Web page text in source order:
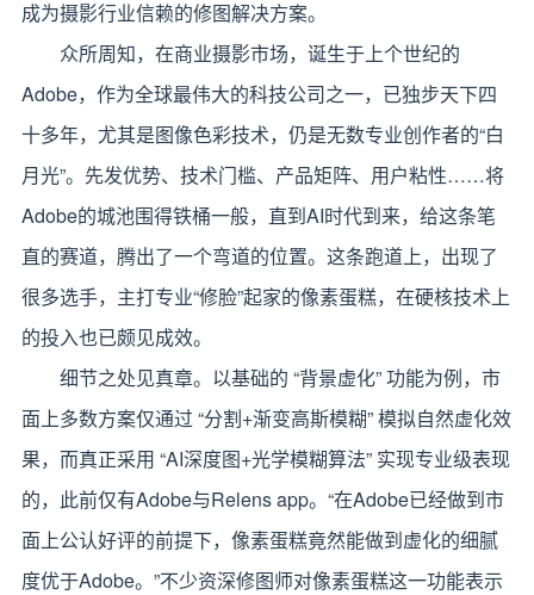
成为摄影行业信赖的修图解决方案。
众所周知，在商业摄影市场，诞生于上个世纪的
Adobe，作为全球最伟大的科技公司之一，已独步天下四
十多年，尤其是图像色彩技术，仍是无数专业创作者的“白
月光”。先发优势、技术门槛、产品矩阵、用户粘性……将
Adobe的城池围得铁桶一般，直到AI时代到来，给这条笔
直的赛道，腾出了一个弯道的位置。这条跑道上，出现了
很多选手，主打专业“修脸”起家的像素蛋糕，在硬核技术上
的投入也已颇见成效。
细节之处见真章。以基础的 “背景虚化” 功能为例，市
面上多数方案仅通过 “分割+渐变高斯模糊” 模拟自然虚化效
果，而真正采用 “AI深度图+光学模糊算法” 实现专业级表现
的，此前仅有Adobe与Relens app。“在Adobe已经做到市
面上公认好评的前提下，像素蛋糕竟然能做到虚化的细腻
度优于Adobe。”不少资深修图师对像素蛋糕这一功能表示